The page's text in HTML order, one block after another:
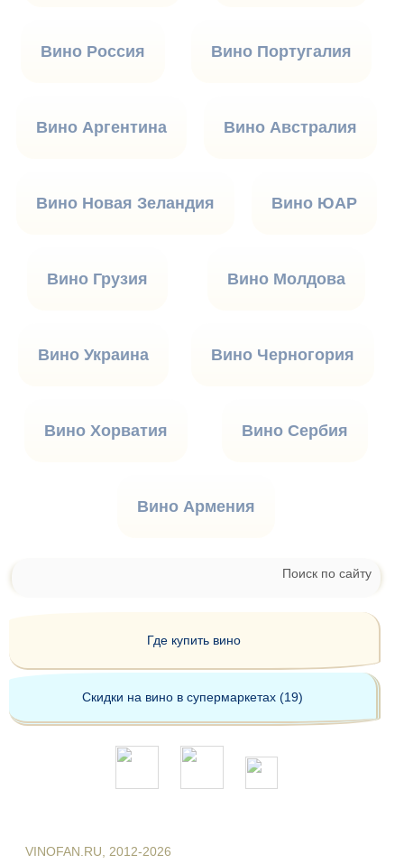
Вино Россия Вино Португалия
Вино Аргентина Вино Австралия
Вино Новая Зеландия Вино ЮАР
Вино Грузия Вино Молдова
Вино Украина Вино Черногория
Вино Хорватия Вино Сербия
Вино Армения
Поиск по сайту
Где купить вино
Скидки на вино в супермаркетах (19)
VINOFAN.RU, 2012-2026